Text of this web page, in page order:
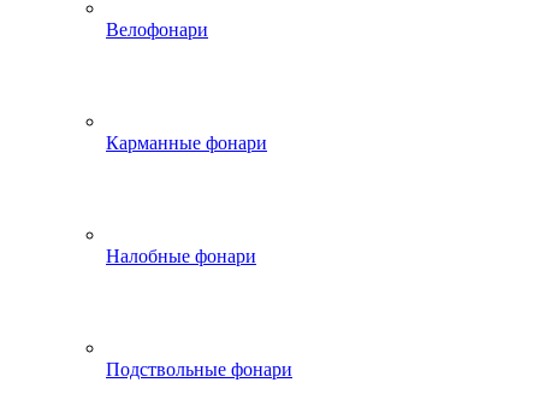
Велофонари
Карманные фонари
Налобные фонари
Подствольные фонари